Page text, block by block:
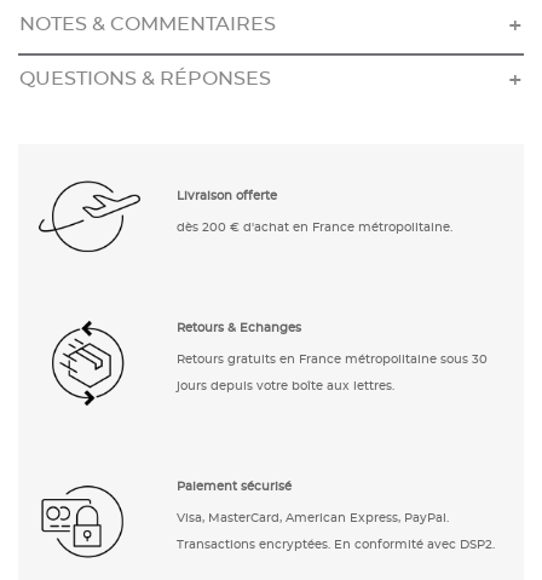
NOTES & COMMENTAIRES
QUESTIONS & RÉPONSES
Livraison offerte
dès 200 € d'achat en France métropolitaine.
Retours & Echanges
Retours gratuits en France métropolitaine sous 30
jours depuis votre boîte aux lettres.
Paiement sécurisé
Visa, MasterCard, American Express, PayPal.
Transactions encryptées. En conformité avec DSP2.